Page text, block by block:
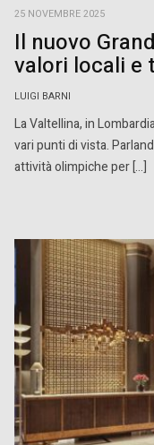
25 NOVEMBRE 2025
Il nuovo
valori locali e
LUIGI BARNI
La Valtellina, in
vari punti di vista.
attività olimpiche per […]